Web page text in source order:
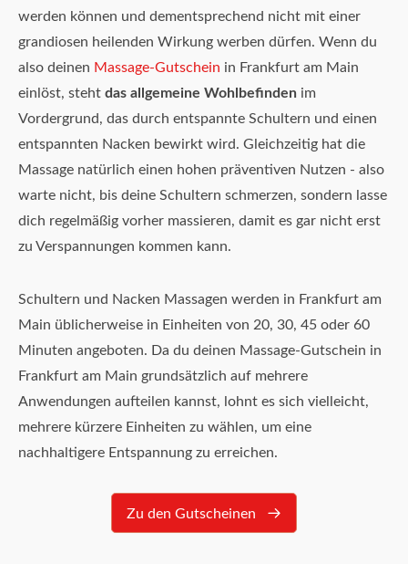
werden können und dementsprechend nicht mit einer
grandiosen heilenden Wirkung werben dürfen. Wenn du
also deinen Massage-Gutschein in Frankfurt am Main
einlöst, steht das allgemeine Wohlbefinden im
Vordergrund, das durch entspannte Schultern und einen
entspannten Nacken bewirkt wird. Gleichzeitig hat die
Massage natürlich einen hohen präventiven Nutzen - also
warte nicht, bis deine Schultern schmerzen, sondern lasse
dich regelmäßig vorher massieren, damit es gar nicht erst
zu Verspannungen kommen kann.
Schultern und Nacken Massagen werden in Frankfurt am
Main üblicherweise in Einheiten von 20, 30, 45 oder 60
Minuten angeboten. Da du deinen Massage-Gutschein in
Frankfurt am Main grundsätzlich auf mehrere
Anwendungen aufteilen kannst, lohnt es sich vielleicht,
mehrere kürzere Einheiten zu wählen, um eine
nachhaltigere Entspannung zu erreichen.
Zu den Gutscheinen